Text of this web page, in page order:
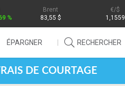
%
Brent
83,55 $
/$
1,1559
ÉPARGNER RECHERCHER
DE COURTAGE